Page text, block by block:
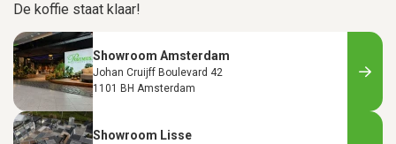
De koffie staat klaar!
Showroom Amsterdam
Johan Cruijff Boulevard 42
1101 BH Amsterdam
Showroom Lisse